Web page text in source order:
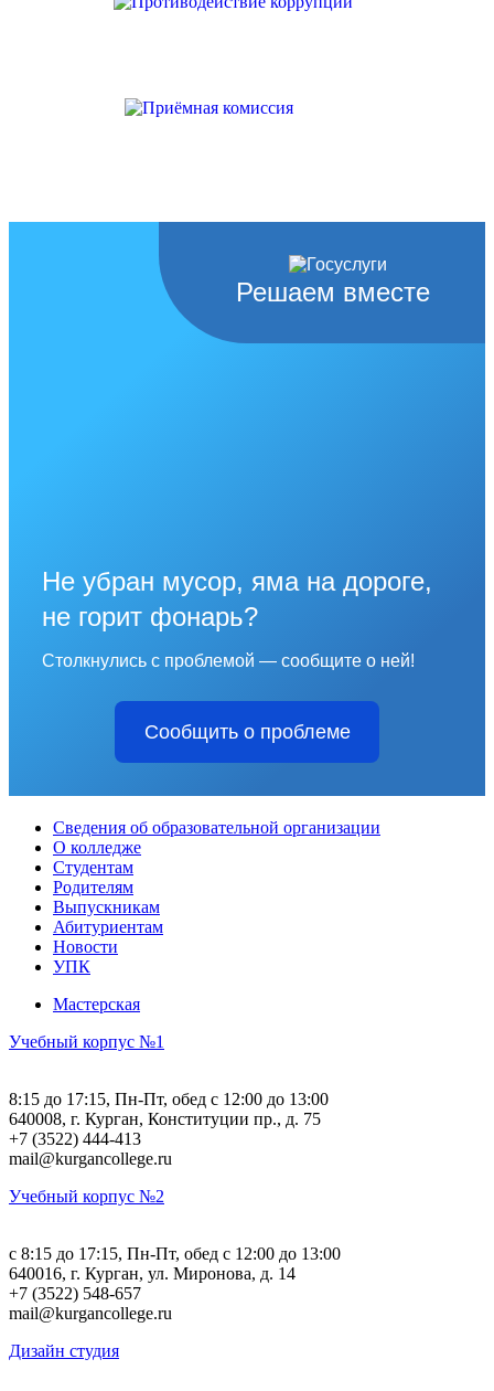
Решаем вместе
Не убран мусор, яма на дороге,
не горит фонарь?
Столкнулись с проблемой — сообщите о ней!
Сообщить о проблеме
Сведения об образовательной организации
О колледже
Студентам
Родителям
Выпускникам
Абитуриентам
Новости
УПК
Мастерская
Учебный корпус №1
8:15 до 17:15, Пн-Пт, обед с 12:00 до 13:00
640008, г. Курган, Конституции пр., д. 75
+7 (3522) 444-413
mail@kurgancollege.ru
Учебный корпус №2
c 8:15 до 17:15, Пн-Пт, обед с 12:00 до 13:00
640016, г. Курган, ул. Миронова, д. 14
+7 (3522) 548-657
mail@kurgancollege.ru
Дизайн студия